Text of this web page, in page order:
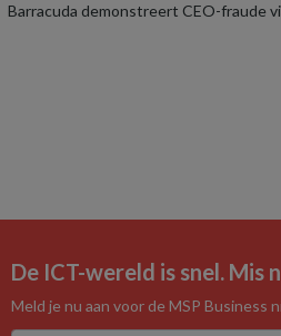
Barracuda demonstreert CEO-fraude
De ICT-wereld is snel. Mis
Meld je nu aan voor de MSP Business